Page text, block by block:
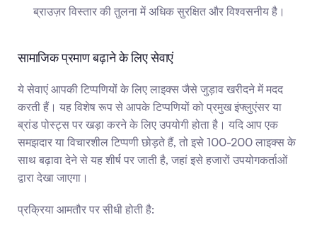
ब्राउज़र विस्तार की तुलना में अधिक सुरक्षित और विश्वसनीय है।
सामाजिक प्रमाण बढ़ाने के लिए सेवाएं
ये सेवाएं आपकी टिप्पणियों के लिए लाइक्स जैसे जुड़ाव खरीदने में मदद
करती हैं। यह विशेष रूप से आपके टिप्पणियों को प्रमुख इंफ्लुएंसर या
ब्रांड पोस्ट्स पर खड़ा करने के लिए उपयोगी होता है। यदि आप एक
समझदार या विचारशील टिप्पणी छोड़ते हैं, तो इसे 100-200 लाइक्स के
साथ बढ़ावा देने से यह शीर्ष पर जाती है, जहां इसे हजारों उपयोगकर्ताओं
द्वारा देखा जाएगा।
प्रक्रिया आमतौर पर सीधी होती है: